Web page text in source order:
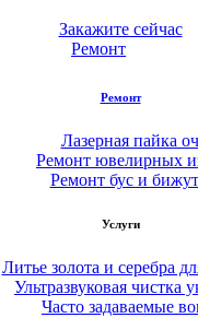
Закажите сейчас
Ремонт
Ремонт
Лазерная пайка
Ремонт ювелирных
Ремонт бус и
Услуги
Литье золота и серебра
Ультразвуковая чистка
Часто задаваемые